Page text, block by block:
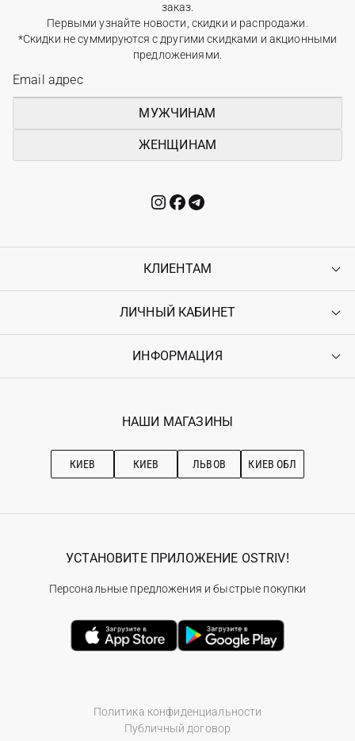
заказ.
Первыми узнайте новости, скидки и распродажи.
*Скидки не суммируются с другими скидками и акционными
предложениями.
МУЖЧИНАМ
ЖЕНЩИНАМ
КЛИЕНТАМ
Контакты
Возврат
Гарантия
ЛИЧНЫЙ КАБИНЕТ
Войти
Ostriv Club+
ИНФОРМАЦИЯ
Наши магазини
Рекомендации по уходу
НАШИ МАГАЗИНЫ
КИЕВ КИЕВ ЛЬВОВ КИЕВ ОБЛ
Политика конфиденциальности
Публичный договор
УСТАНОВИТЕ ПРИЛОЖЕНИЕ OSTRIV!
Персональные предложения и быстрые покупки